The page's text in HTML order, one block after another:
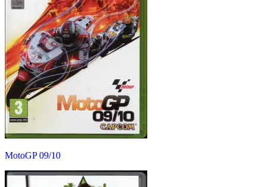
MotoGP 09/10